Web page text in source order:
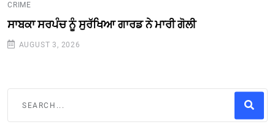
CRIME
ਸਾਬਕਾ ਸਰਪੰਚ ਨੂੰ ਸੁਰੱਖਿਆ ਗਾਰਡ ਨੇ ਮਾਰੀ ਗੋਲੀ
AUGUST 3, 2026